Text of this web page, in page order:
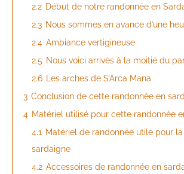
2.2 Début de notre randonnée en
2.3 Nous sommes en avance d’une
2.4 Ambiance vertigineuse
2.5 Nous voici arrivés à la moitié du
2.6
Les arches de S’Arca Mana
3 Conclusion de cette randonnée en
4 Matériel utilisé pour cette randonnée
4.1
Matériel de randonnée utile pour
sardaigne
4.2 Accessoires de randonnée en